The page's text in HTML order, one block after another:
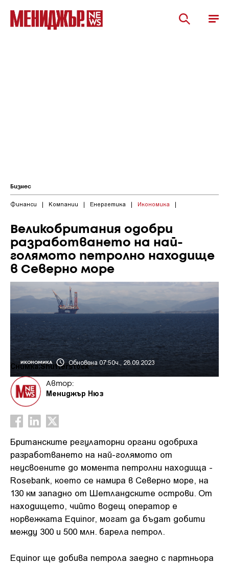
Бизнес
Финанси | Компании | Енергетика | Икономика |
Великобритания одобри
разработването на най-
голямото петролно находище
в Северно море
ИКОНОМИКА Обновена 07:50ч., 28.09.2023
Снимка:Shutterstock
Автор:
Мениджър Нюз
Британските регулаторни органи одобриха
разработването на най-голямото от
неусвоените до момента петролни находища -
Rosebank, което се намира в Северно море, на
130 км западно от Шетландските острови. От
находището, чийто водещ оператор е
норвежката Equinor, могат да бъдат добити
между 300 и 500 млн. барела петрол.
Equinor ще добива петрола заедно с партньора